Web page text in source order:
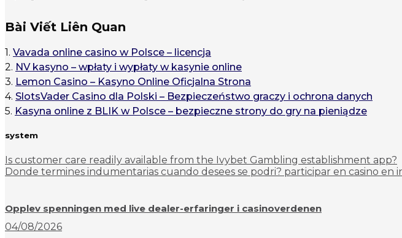
Bài Viết Liên Quan
1. Vavada online casino w Polsce – licencja
2. NV kasyno – wpłaty i wypłaty w kasynie online
3. Lemon Casino – Kasyno Online Oficjalna Strona
4. SlotsVader Casino dla Polski – Bezpieczeństwo graczy i ochrona danych
5. Kasyna online z BLIK w Polsce – bezpieczne strony do gry na pieniądze
system
Is customer care readily available from the Ivybet Gambling establishment app?
Donde termines indumentarias cuando desees se podri? participar en casino en
Opplev spenningen med live dealer-erfaringer i casinoverdenen
04/08/2026